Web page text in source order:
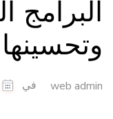
البرامج
وتحسينها
web admin في